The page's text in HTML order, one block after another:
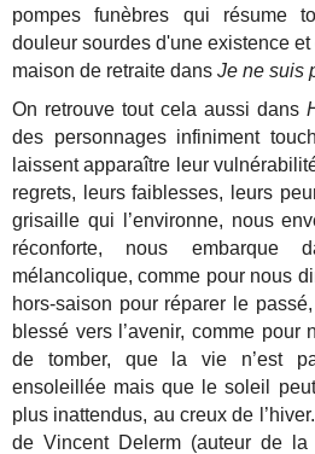
pompes funèbres qui résume
douleur sourdes d'une existence
maison de retraite dansJe ne suis
On retrouve tout cela aussi dans
des personnages infiniment
laissent apparaître leur
regrets, leurs faiblesses, leurs
grisaille qui l’environne, nous
réconforte, nous embarque
mélancolique, comme pour nous
hors-saison pour réparer le
blessé vers l’avenir, comme pour
de tomber, que la vie n’est
ensoleillée mais que le soleil
plus inattendus, au creux de
de Vincent Delerm (auteur de